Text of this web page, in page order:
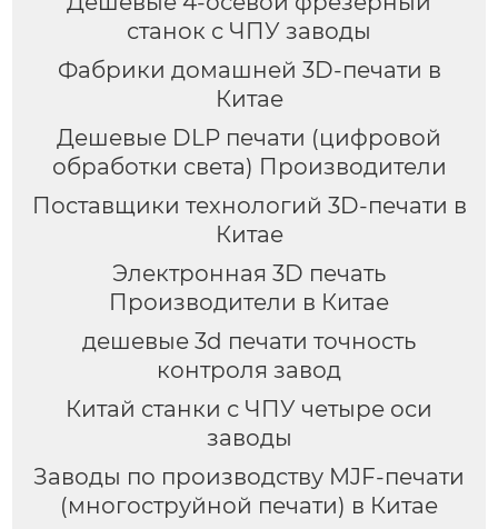
станок с ЧПУ заводы
Фабрики домашней 3D-печати в
Китае
Дешевые DLP печати (цифровой
обработки света) Производители
Поставщики технологий 3D-печати в
Китае
Электронная 3D печать
Производители в Китае
дешевые 3d печати точность
контроля завод
Китай станки с ЧПУ четыре оси
заводы
Заводы по производству MJF-печати
(многоструйной печати) в Китае